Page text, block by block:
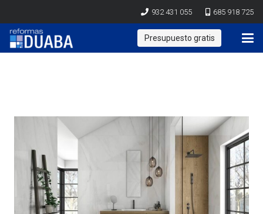
932 431 055 685 918 725
Presupuesto gratis